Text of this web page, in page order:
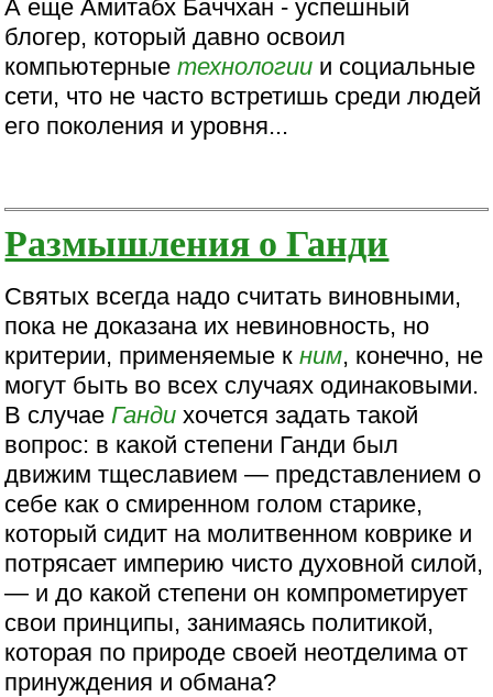
А еще Амитабх Баччхан - успешный
блогер, который давно освоил
компьютерныетехнологии и социальные
сети, что не часто встретишь среди людей
его поколения и уровня...
Размышления о Ганди
Святых всегда надо считать виновными,
пока не доказана их невиновность, но
критерии, применяемые кним, конечно, не
могут быть во всех случаях одинаковыми.
В случае Ганди хочется задать такой
вопрос: в какой степени Ганди был
движим тщеславием — представлением о
себе как о смиренном голом старике,
который сидит на молитвенном коврике и
потрясает империю чисто духовной силой,
— и до какой степени он компрометирует
свои принципы, занимаясь политикой,
которая по природе своей неотделима от
принуждения и обмана?